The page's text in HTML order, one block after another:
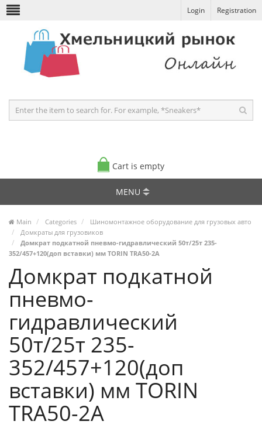
Login Registration
Cart is empty
MENU
Main Categories
Шиномонтажное оборудование для грузовых авто
Домкраты для грузовиков
Домкрат подкатной пневмо-гидравлический 50т/25т 235-
352/457+120(доп вставки) мм TORIN TRA50-2A
Домкрат подкатной
пневмо-
гидравлический
50т/25т 235-
352/457+120(доп
вставки) мм TORIN
TRA50-2A